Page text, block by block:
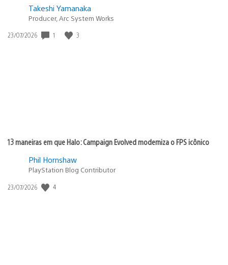
Takeshi Yamanaka
Producer, Arc System Works
Data
23/07/2026 1 3
13 maneiras em que Halo: Campaign Evolved moderniza o FPS icônico
Phil Hornshaw
PlayStation Blog Contributor
Data
23/07/2026 4